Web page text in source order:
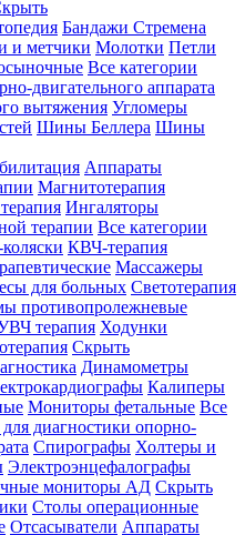
Бандажи Стремена
и метчики Молотки Петли
Все категории
двигательного аппарата
вытяжения Угломеры
Шины Беллера Шины
Аппараты
Магнитотерапия
Ингаляторы
терапии Все категории
КВЧ-терапия
Массажеры
для больных Светотерапия
противопролежневые
терапия Ходунки
Скрыть
Динамометры
Калиперы
Мониторы фетальные Все
диагностики опорно-
Спирографы Холтеры и
Электроэнцефалографы
мониторы АД Скрыть
Столы операционные
Отсасыватели Аппараты